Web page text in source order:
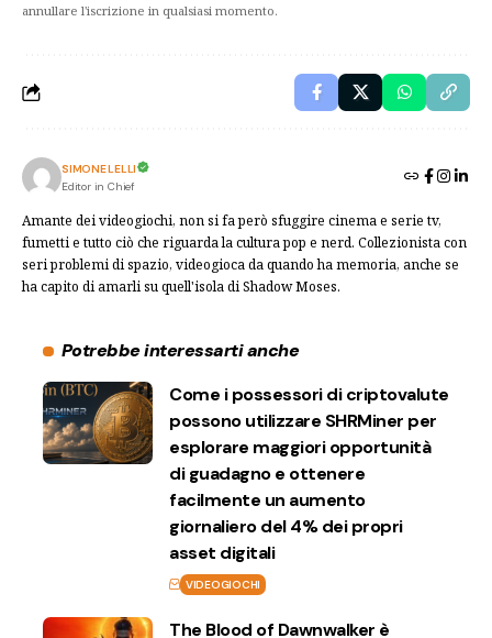
annullare l'iscrizione in qualsiasi momento.
SIMONE LELLI
Editor in Chief
Amante dei videogiochi, non si fa però sfuggire cinema e serie tv,
fumetti e tutto ciò che riguarda la cultura pop e nerd. Collezionista con
seri problemi di spazio, videogioca da quando ha memoria, anche se
ha capito di amarli su quell'isola di Shadow Moses.
Potrebbe interessarti anche
Come i possessori di criptovalute
possono utilizzare SHRMiner per
esplorare maggiori opportunità
di guadagno e ottenere
facilmente un aumento
giornaliero del 4% dei propri
asset digitali
VIDEOGIOCHI
The Blood of Dawnwalker è